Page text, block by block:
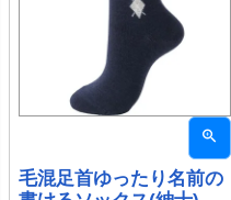
毛混足首ゆったり名前の